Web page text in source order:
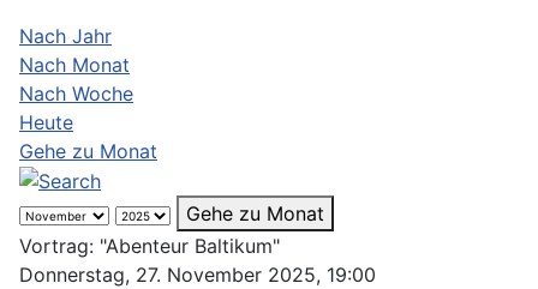
Nach Jahr
Nach Monat
Nach Woche
Heute
Gehe zu Monat
Gehe zu Monat
Vortrag: "Abenteur Baltikum"
Donnerstag, 27. November 2025, 19:00